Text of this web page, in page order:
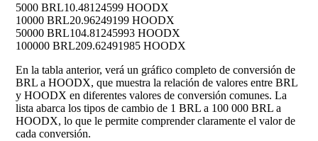
5000 BRL10.48124599 HOODX
10000 BRL20.96249199 HOODX
50000 BRL104.81245993 HOODX
100000 BRL209.62491985 HOODX
En la tabla anterior, verá un gráfico completo de conversión de
BRL a HOODX, que muestra la relación de valores entre BRL
y HOODX en diferentes valores de conversión comunes. La
lista abarca los tipos de cambio de 1 BRL a 100 000 BRL a
HOODX, lo que le permite comprender claramente el valor de
cada conversión.